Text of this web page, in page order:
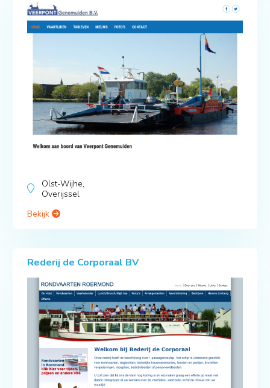
Olst-Wijhe,
Overijssel
Bekijk
Rederij de Corporaal BV